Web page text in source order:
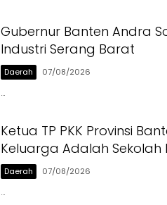
Gubernur Banten Andra
Industri Serang Barat
Daerah 07/08/2026
…
Ketua TP PKK Provinsi
Keluarga Adalah Sekolah
Daerah 07/08/2026
…